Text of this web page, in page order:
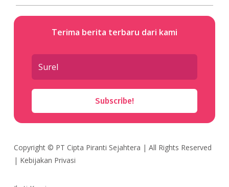
Terima berita terbaru dari kami
Subscribe!
Copyright © PT Cipta Piranti Sejahtera | All Rights Reserved
| Kebijakan Privasi